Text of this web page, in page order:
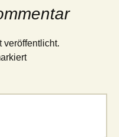
veröffentlicht.